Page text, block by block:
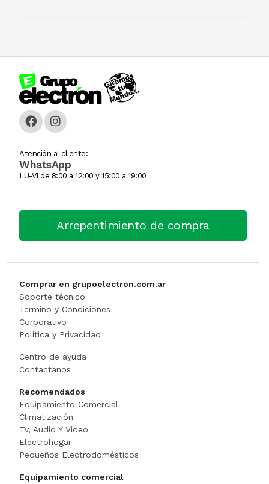
Atención al cliente:
WhatsApp
LU-VI de 8:00 a 12:00 y 15:00 a 19:00
Arrepentimiento de compra
Comprar en grupoelectron.com.ar
Soporte técnico
Termino y Condiciones
Corporativo
Politica y Privacidad
Centro de ayuda
Contactanos
Recomendados
Equipamiento Comercial
Climatización
Tv, Audio Y Video
Electrohogar
Pequeños Electrodomésticos
Equipamiento comercial